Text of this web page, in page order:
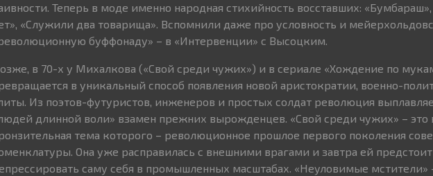
Теперь в моде именно народная стихийность восставших:
«Служили два товарища». Вспомнили даже про условность и
буффонаду» – в «Интервенции» с Высоцким.
в 70-х у Михалкова («Свой среди чужих») и в сериале «Хождение по
в уникальный способ появления новой аристократии, военно-
Из поэтов-футуристов, инженеров и простых солдат революция
длинной воли» взамен прежних вырожденцев. «Свой среди чужих» – это
тема которого – революционное прошлое первого поколения
Она уже расправилась с внешними врагами и завтра ей предстоит
саму себя в промышленных масштабах. «Неуловимые мстители»